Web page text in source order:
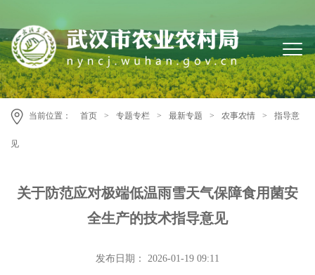
当前位置： 首页 > 专题专栏 > 最新专题 > 农事农情 > 指导意
见
关于防范应对极端低温雨雪天气保障食用菌安
全生产的技术指导意见
发布日期： 2026-01-19 09:11